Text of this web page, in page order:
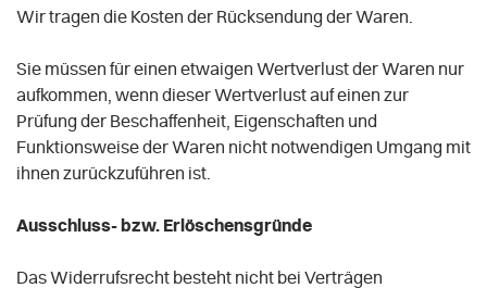
Wir tragen die Kosten der Rücksendung der Waren.
Sie müssen für einen etwaigen Wertverlust der Waren nur
aufkommen, wenn dieser Wertverlust auf einen zur
Prüfung der Beschaffenheit, Eigenschaften und
Funktionsweise der Waren nicht notwendigen Umgang mit
ihnen zurückzuführen ist.
Ausschluss- bzw. Erlöschensgründe
Das Widerrufsrecht besteht nicht bei Verträgen